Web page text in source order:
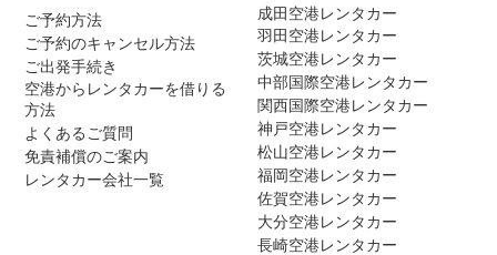
ご予約方法
ご予約のキャンセル方法
ご出発手続き
空港からレンタカーを借りる
方法
よくあるご質問
免責補償のご案内
レンタカー会社一覧
成田空港レンタカー
羽田空港レンタカー
茨城空港レンタカー
中部国際空港レンタカー
関西国際空港レンタカー
神戸空港レンタカー
松山空港レンタカー
福岡空港レンタカー
佐賀空港レンタカー
大分空港レンタカー
長崎空港レンタカー